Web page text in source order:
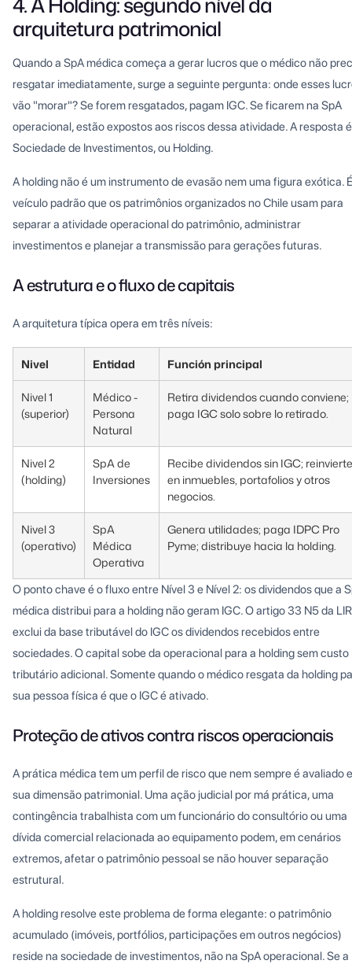
arquitetura patrimonial
Quando a SpA médica começa a gerar lucros que o médico não
resgatar imediatamente, surge a seguinte pergunta: onde esses
vão "morar"? Se forem resgatados, pagam IGC. Se ficarem na SpA
operacional, estão expostos aos riscos dessa atividade. A resposta
Sociedade de Investimentos, ou Holding.
A holding não é um instrumento de evasão nem uma figura exótica.
veículo padrão que os patrimônios organizados no Chile usam para
separar a atividade operacional do patrimônio, administrar
investimentos e planejar a transmissão para gerações futuras.
A estrutura e o fluxo de capitais
A arquitetura típica opera em três níveis:
Nivel Entidad Función principal
Nivel 1
(superior)
Médico -
Persona
Natural
Retira dividendos cuando conviene;
paga IGC solo sobre lo retirado.
Nivel 2
(holding)
SpA de
Inversiones
Recibe dividendos sin IGC; reinvierte
en inmuebles, portafolios y otros
negocios.
Nivel 3
(operativo)
SpA
Médica
Operativa
Genera utilidades; paga IDPC Pro
Pyme; distribuye hacia la holding.
O ponto chave é o fluxo entre Nível 3 e Nível 2: os dividendos que a
médica distribui para a holding não geram IGC. O artigo 33 N5 da LIR
exclui da base tributável do IGC os dividendos recebidos entre
sociedades. O capital sobe da operacional para a holding sem custo
tributário adicional. Somente quando o médico resgata da holding
sua pessoa física é que o IGC é ativado.
Proteção de ativos contra riscos operacionais
A prática médica tem um perfil de risco que nem sempre é avaliado
sua dimensão patrimonial. Uma ação judicial por má prática, uma
contingência trabalhista com um funcionário do consultório ou uma
dívida comercial relacionada ao equipamento podem, em cenários
extremos, afetar o patrimônio pessoal se não houver separação
estrutural.
A holding resolve este problema de forma elegante: o patrimônio
acumulado (imóveis, portfólios, participações em outros negócios)
reside na sociedade de investimentos, não na SpA operacional. Se a